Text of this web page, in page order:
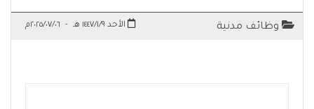
وظائف مدنية الأحد ١٤٤٧/١/٩ هـ - ٢٠٢٥/٠٧/٠٦م